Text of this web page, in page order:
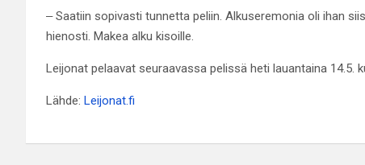
‒ Saatiin sopivasti tunnetta peliin. Alkuseremonia oli ihan
hienosti. Makea alku kisoille.
Leijonat pelaavat seuraavassa pelissä heti lauantaina 14.5.
Lähde: Leijonat.fi